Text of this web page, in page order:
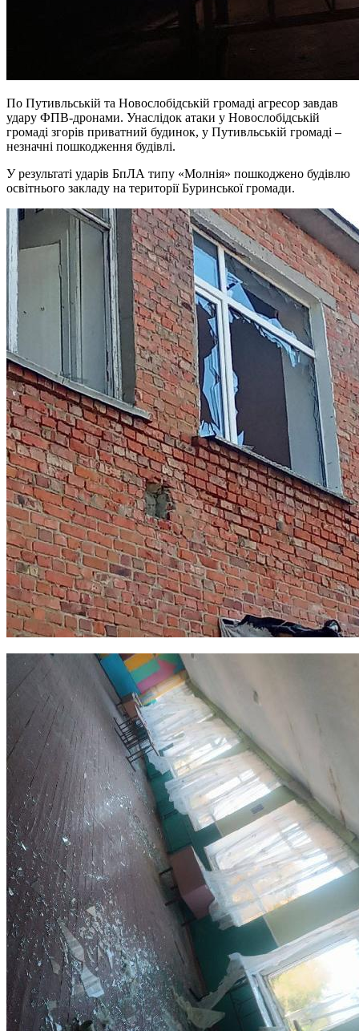
По Путивльській та Новослобідській громаді агресор завдав
удару ФПВ-дронами. Унаслідок атаки у Новослобідській
громаді згорів приватний будинок, у Путивльській громаді –
незначні пошкодження будівлі.
У результаті ударів БпЛА типу «Молнія» пошкоджено будівлю
освітнього закладу на території Буринської громади.